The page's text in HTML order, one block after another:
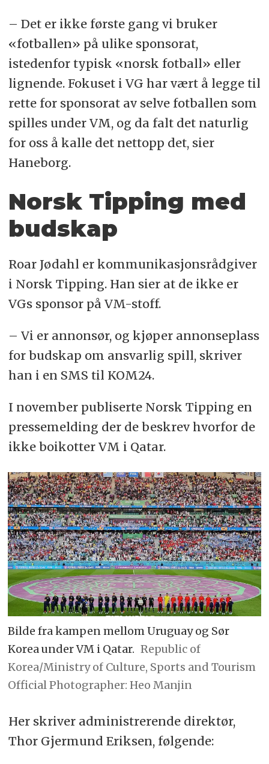
– Det er ikke første gang vi bruker
«fotballen» på ulike sponsorat,
istedenfor typisk «norsk fotball» eller
lignende. Fokuset i VG har vært å legge til
rette for sponsorat av selve fotballen som
spilles under VM, og da falt det naturlig
for oss å kalle det nettopp det, sier
Haneborg.
Norsk Tipping med
budskap
Roar Jødahl er kommunikasjonsrådgiver
i Norsk Tipping. Han sier at de ikke er
VGs sponsor på VM-stoff.
– Vi er annonsør, og kjøper annonseplass
for budskap om ansvarlig spill, skriver
han i en SMS til KOM24.
I november publiserte Norsk Tipping en
pressemelding der de beskrev hvorfor de
ikke boikotter VM i Qatar.
Bilde fra kampen mellom Uruguay og Sør
Korea under VM i Qatar. Republic of
Korea/Ministry of Culture, Sports and Tourism
Official Photographer: Heo Manjin
Her skriver administrerende direktør,
Thor Gjermund Eriksen, følgende: